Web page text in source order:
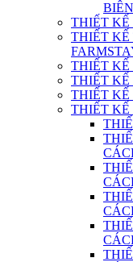
THIẾT KẾ
THIẾT KẾ
THIẾT KẾ
THIẾT
THIẾT KẾ
THIẾT